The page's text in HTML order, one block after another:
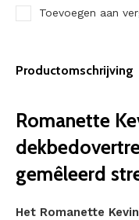
Toevoegen aan
Productomschrijving
Romanette
gemêleerd
Het Romanette